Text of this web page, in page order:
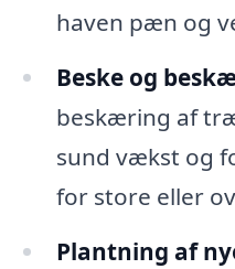
haven pæn og
Beske og
beskæring af
sund vækst og
for store eller
Plantning af